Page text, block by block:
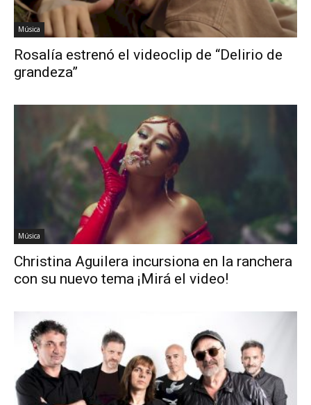
Música
Rosalía estrenó el videoclip de “Delirio de
grandeza”
Música
Christina Aguilera incursiona en la ranchera
con su nuevo tema ¡Mirá el video!